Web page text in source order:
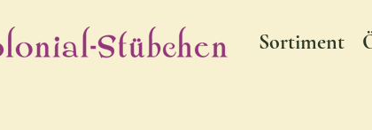
Sortiment